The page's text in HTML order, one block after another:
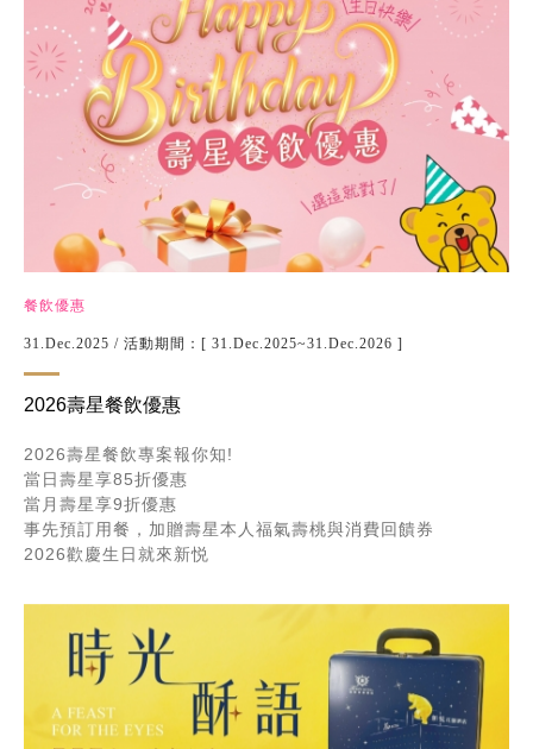
餐飲優惠
31.Dec.2025 / 活動期間：[ 31.Dec.2025~31.Dec.2026 ]
2026壽星餐飲優惠
2026壽星餐飲專案報你知!
當日壽星享85折優惠
當月壽星享9折優惠
事先預訂用餐，加贈壽星本人福氣壽桃與消費回饋券
2026歡慶生日就來新悦